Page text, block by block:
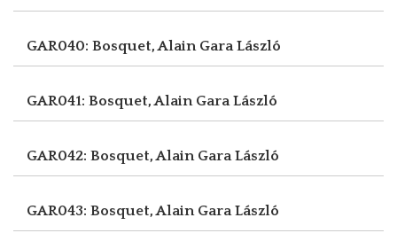
GAR040: Bosquet, Alain Gara László
GAR041: Bosquet, Alain Gara László
GAR042: Bosquet, Alain Gara László
GAR043: Bosquet, Alain Gara László